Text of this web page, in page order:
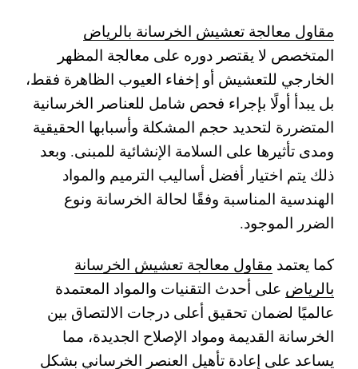
مقاول معالجة تعشيش الخرسانة بالرياض
المتخصص لا يقتصر دوره على معالجة المظهر
الخارجي للتعشيش أو إخفاء العيوب الظاهرة فقط،
بل يبدأ أولًا بإجراء فحص شامل للعناصر الخرسانية
المتضررة لتحديد حجم المشكلة وأسبابها الحقيقية
ومدى تأثيرها على السلامة الإنشائية للمبنى. وبعد
ذلك يتم اختيار أفضل أساليب الترميم والمواد
الهندسية المناسبة وفقًا لحالة الخرسانة ونوع
الضرر الموجود.
كما يعتمد مقاول معالجة تعشيش الخرسانة
بالرياض على أحدث التقنيات والمواد المعتمدة
عالميًا لضمان تحقيق أعلى درجات الالتصاق بين
الخرسانة القديمة ومواد الإصلاح الجديدة، مما
يساعد على إعادة تأهيل العنصر الخرساني بشكل